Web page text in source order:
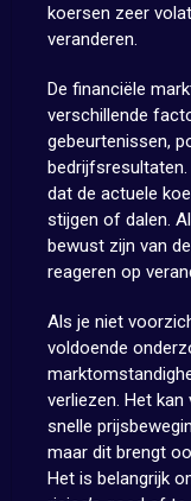
koersen zeer
veranderen.
De financiële
verschillende
gebeurtenissen,
dat de actuele
stijgen of dalen.
bewust zijn van
reageren op
Als je niet
voldoende
verliezen. Het
snelle
maar dit brengt
Het is belangrijk